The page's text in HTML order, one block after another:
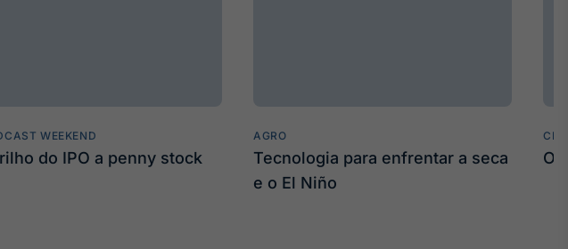
WEEKEND
do IPO a penny stock
AGRO
Tecnologia para enfrentar a seca
e o El Niño
O